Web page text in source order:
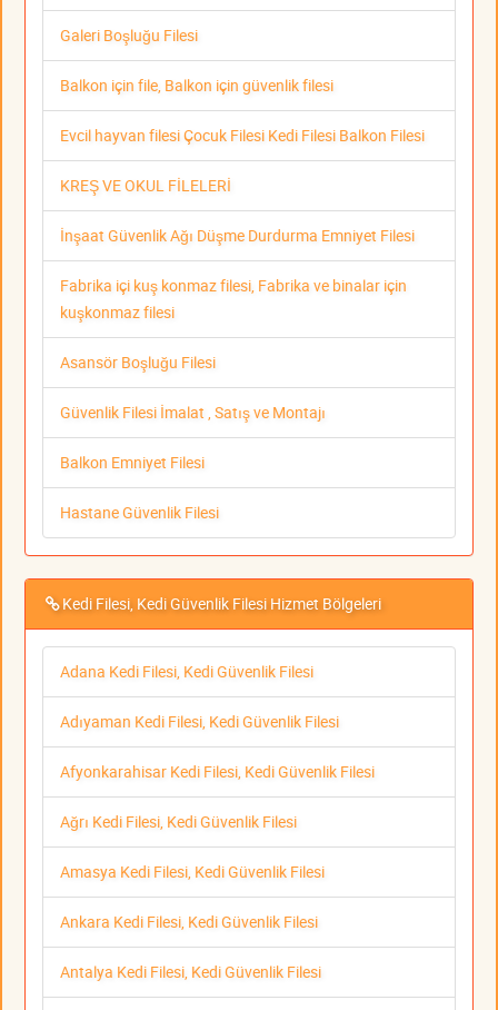
Galeri Boşluğu Filesi
Balkon için file, Balkon için güvenlik filesi
Evcil hayvan filesi Çocuk Filesi Kedi Filesi Balkon Filesi
KREŞ VE OKUL FİLELERİ
İnşaat Güvenlik Ağı Düşme Durdurma Emniyet Filesi
Fabrika içi kuş konmaz filesi, Fabrika ve binalar için
kuşkonmaz filesi
Asansör Boşluğu Filesi
Güvenlik Filesi İmalat , Satış ve Montajı
Balkon Emniyet Filesi
Hastane Güvenlik Filesi
Kedi Filesi, Kedi Güvenlik Filesi Hizmet Bölgeleri
Adana Kedi Filesi, Kedi Güvenlik Filesi
Adıyaman Kedi Filesi, Kedi Güvenlik Filesi
Afyonkarahisar Kedi Filesi, Kedi Güvenlik Filesi
Ağrı Kedi Filesi, Kedi Güvenlik Filesi
Amasya Kedi Filesi, Kedi Güvenlik Filesi
Ankara Kedi Filesi, Kedi Güvenlik Filesi
Antalya Kedi Filesi, Kedi Güvenlik Filesi